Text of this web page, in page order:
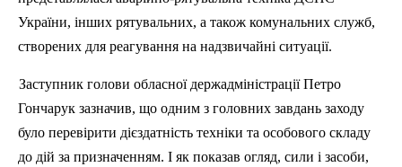
України, інших рятувальних, а також комунальних служб,
створених для реагування на надзвичайні ситуації.
Заступник голови обласної держадміністрації Петро
Гончарук зазначив, що одним з головних завдань заходу
було перевірити дієздатність техніки та особового складу
до дій за призначенням. І як показав огляд, сили і засоби,